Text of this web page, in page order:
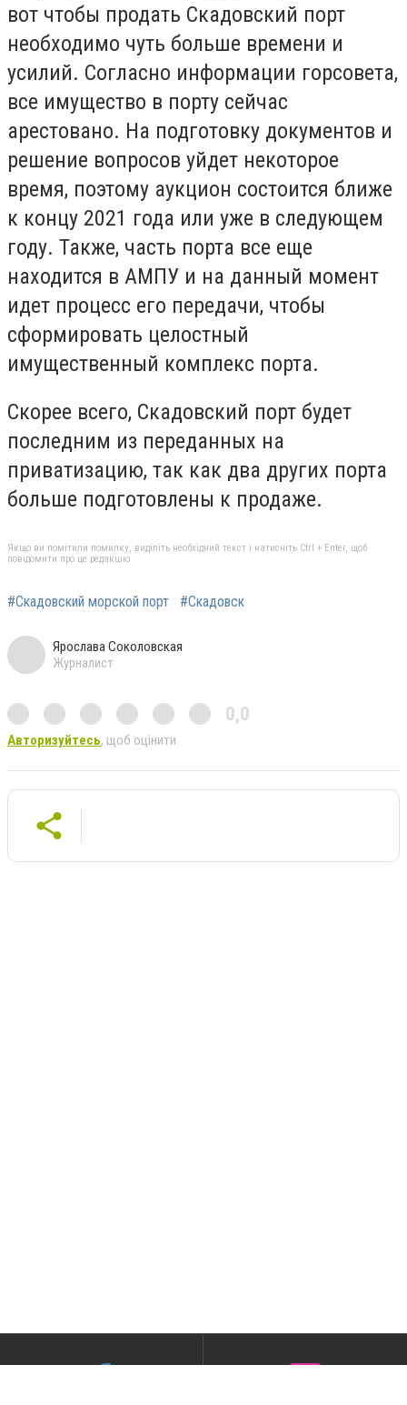
вот чтобы продать Скадовский порт
необходимо чуть больше времени и
усилий. Согласно информации горсовета,
все имущество в порту сейчас
арестовано. На подготовку документов и
решение вопросов уйдет некоторое
время, поэтому аукцион состоится ближе
к концу 2021 года или уже в следующем
году. Также, часть порта все еще
находится в АМПУ и на данный момент
идет процесс его передачи, чтобы
сформировать целостный
имущественный комплекс порта.
Скорее всего, Скадовский порт будет
последним из переданных на
приватизацию, так как два других порта
больше подготовлены к продаже.
Якщо ви помітили помилку, виділіть необхідний текст і натисніть Ctrl + Enter, щоб
повідомити про це редакцію
#Скадовский морской порт #Скадовск
Ярослава Соколовская
Журналист
0,0
Авторизуйтесь, щоб оцінити